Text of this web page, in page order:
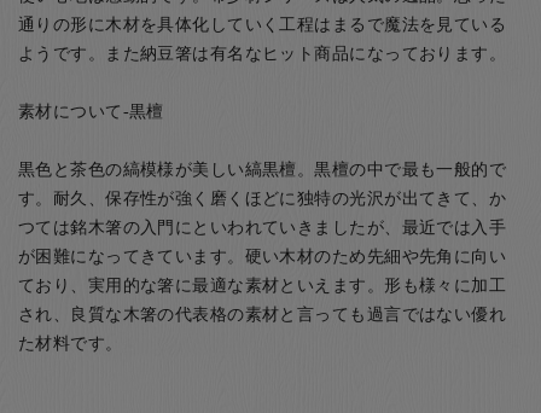
通りの形に木材を具体化していく工程はまるで魔法を見ている
ようです。また納豆箸は有名なヒット商品になっております。
素材について-黒檀
黒色と茶色の縞模様が美しい縞黒檀。黒檀の中で最も一般的で
す。耐久、保存性が強く磨くほどに独特の光沢が出てきて、か
つては銘木箸の入門にといわれていきましたが、最近では入手
が困難になってきています。硬い木材のため先細や先角に向い
ており、実用的な箸に最適な素材といえます。形も様々に加工
され、良質な木箸の代表格の素材と言っても過言ではない優れ
た材料です。